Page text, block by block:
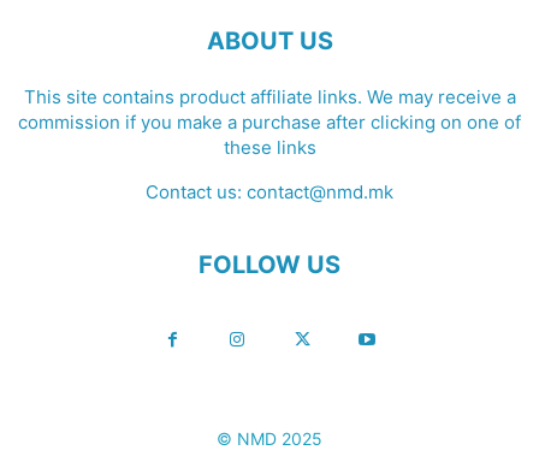
ABOUT US
This site contains product affiliate links. We may receive a
commission if you make a purchase after clicking on one of
these links
Contact us: contact@nmd.mk
FOLLOW US
© NMD 2025